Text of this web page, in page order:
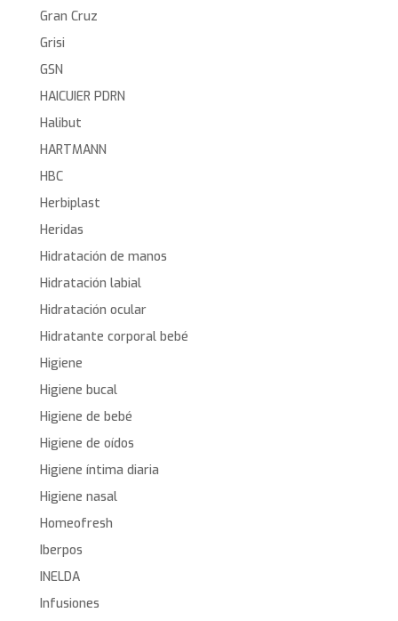
Gran Cruz
Grisi
GSN
HAICUIER PDRN
Halibut
HARTMANN
HBC
Herbiplast
Heridas
Hidratación de manos
Hidratación labial
Hidratación ocular
Hidratante corporal bebé
Higiene
Higiene bucal
Higiene de bebé
Higiene de oídos
Higiene íntima diaria
Higiene nasal
Homeofresh
Iberpos
INELDA
Infusiones